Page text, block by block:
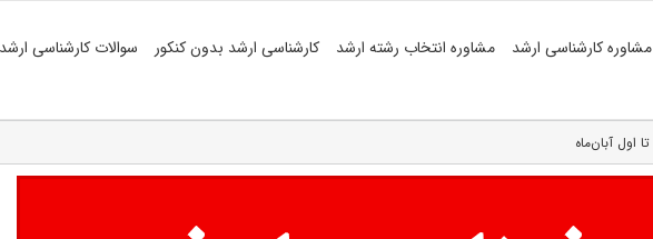
مشاوره کارشناسی ارشد مشاوره انتخاب رشته ارشد کارشناسی ارشد بدون کنکور سوالات کارشناسی ارشد